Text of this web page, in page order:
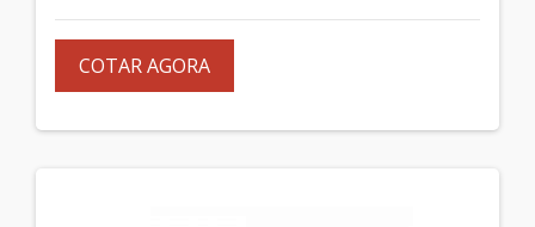
COTAR AGORA